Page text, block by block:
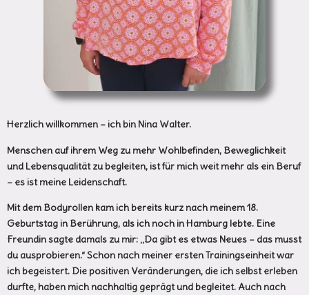
Herzlich willkommen – ich bin Nina Walter.
Menschen auf ihrem Weg zu mehr Wohlbefinden, Beweglichkeit
und Lebensqualität zu begleiten, ist für mich weit mehr als ein Beruf
– es ist meine Leidenschaft.
Mit dem Bodyrollen kam ich bereits kurz nach meinem 18.
Geburtstag in Berührung, als ich noch in Hamburg lebte. Eine
Freundin sagte damals zu mir: „Da gibt es etwas Neues – das musst
du ausprobieren.“ Schon nach meiner ersten Trainingseinheit war
ich begeistert. Die positiven Veränderungen, die ich selbst erleben
durfte, haben mich nachhaltig geprägt und begleitet. Auch nach